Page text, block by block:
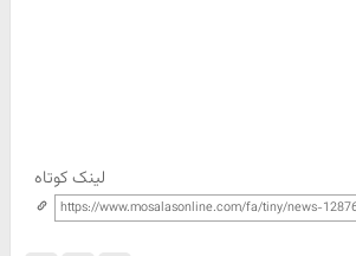
لینک کوتاه